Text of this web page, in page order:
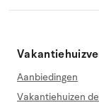
Aanbiedingen
Vakantiehuizen